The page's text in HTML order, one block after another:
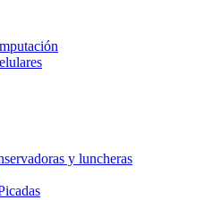
y luncheras